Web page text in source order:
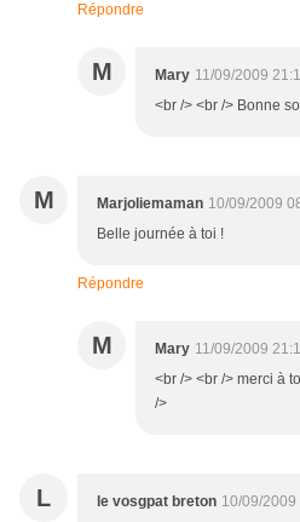
Répondre
M Mary 11/09/2009
<br /> <br /> Bonne
M Marjoliemaman 10/09/2009
Belle journée à toi !
Répondre
M Mary 11/09/2009
<br /> <br /> merci à
/>
L le vosgpat breton 10/09/2009